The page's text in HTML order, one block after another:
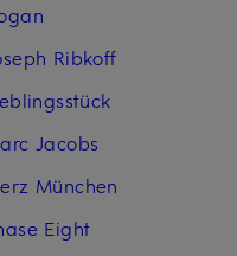
Ribkoff
Jacobs
München
Eight